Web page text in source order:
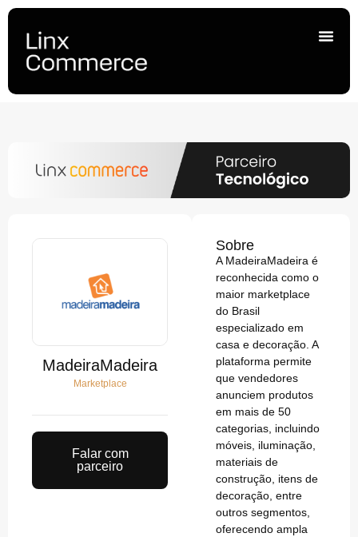
MadeiraMadeira
Marketplace
Falar com
parceiro
Sobre
A MadeiraMadeira é
reconhecida como o
maior marketplace
do Brasil
especializado em
casa e decoração. A
plataforma permite
que vendedores
anunciem produtos
em mais de 50
categorias, incluindo
móveis, iluminação,
materiais de
construção, itens de
decoração, entre
outros segmentos,
oferecendo ampla